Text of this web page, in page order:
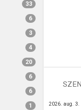
33
6
3
4
20
6
6
1 2026. aug.